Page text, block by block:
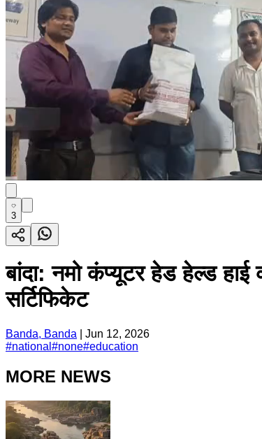
3
बांदा: नमो कंप्यूटर हेड हेल्ड
सर्टिफिकेट
Banda, Banda
Jun 12, 2026
#national #none#education
MORE NEWS